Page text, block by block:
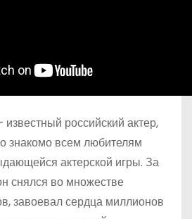
известный российский актер,
знакомо всем любителям
актерской игры. За
снялся во множестве
завоевал сердца миллионов